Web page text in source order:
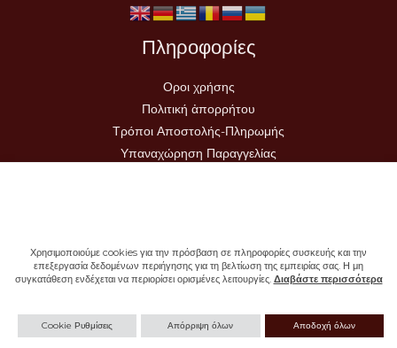
Πληροφορίες
Οροι χρήσης
Πολιτική ἀπορρήτου
Τρόποι Αποστολής-Πληρωμής
Υπαναχώρηση Παραγγελίας
Χρησιμοποιούμε cookies για την πρόσβαση σε πληροφορίες συσκευής και την
επεξεργασία δεδομένων περιήγησης για τη βελτίωση της εμπειρίας σας. Η μη
συγκατάθεση ενδέχεται να περιορίσει ορισμένες λειτουργίες. Διαβάστε περισσότερα
Cookie Ρυθμίσεις Απόρριψη όλων Αποδοχή όλων